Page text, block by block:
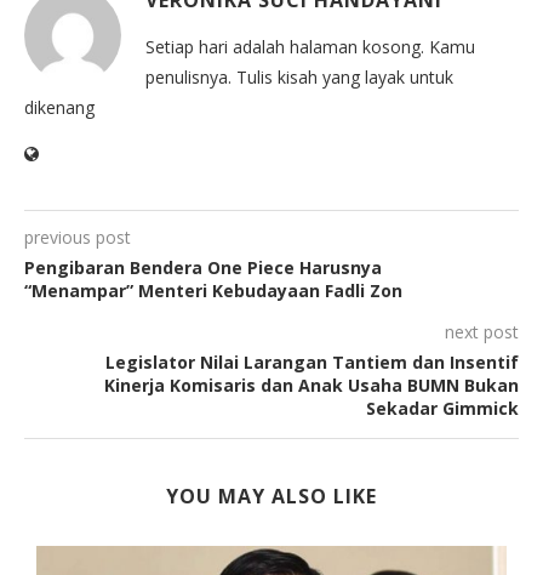
Setiap hari adalah halaman kosong. Kamu
penulisnya. Tulis kisah yang layak untuk
dikenang
previous post
Pengibaran Bendera One Piece Harusnya
“Menampar” Menteri Kebudayaan Fadli Zon
next post
Legislator Nilai Larangan Tantiem dan Insentif
Kinerja Komisaris dan Anak Usaha BUMN Bukan
Sekadar Gimmick
YOU MAY ALSO LIKE